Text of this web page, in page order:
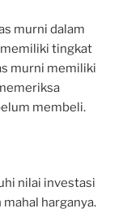
murni dalam
memiliki tingkat
murni memiliki
membeli.
nilai investasi
harganya.